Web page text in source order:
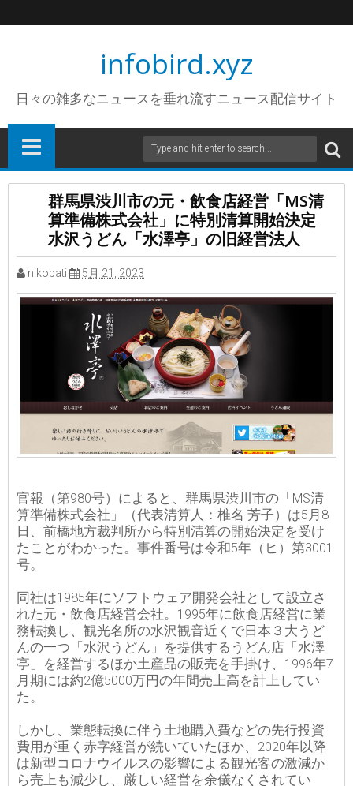
infobird.xyz
日々の雑多なニュースを垂れ流すニュース配信サイト
群馬県渋川市の元・飲食店経営「MS清
算準備株式会社」に特別清算開始決定
水沢うどん「水澤亭」の旧経営法人
nikopati 5月 21, 2023
官報（第980号）によると、群馬県渋川市の「MS清
算準備株式会社」（代表清算人：椎名 芳子）は5月8
日、前橋地方裁判所から特別清算の開始決定を受け
たことがわかった。事件番号は令和5年（ヒ）第3001
号。
同社は1985年にソフトウェア開発会社として設立さ
れた元・飲食店経営会社。1995年に飲食店経営に業
務転換し、観光名所の水沢観音近くで日本３大うど
んの一つ「水沢うどん」を提供するうどん店「水澤
亭」を経営するほか土産品の販売を手掛け、1996年7
月期には約2億5000万円の年間売上高を計上してい
た。
しかし、業態転換に伴う土地購入費などの先行投資
費用が重く赤字経営が続いていたほか、2020年以降
は新型コロナウイルスの影響による観光客の激減か
ら売上も減少し、厳しい経営を余儀なくされてい